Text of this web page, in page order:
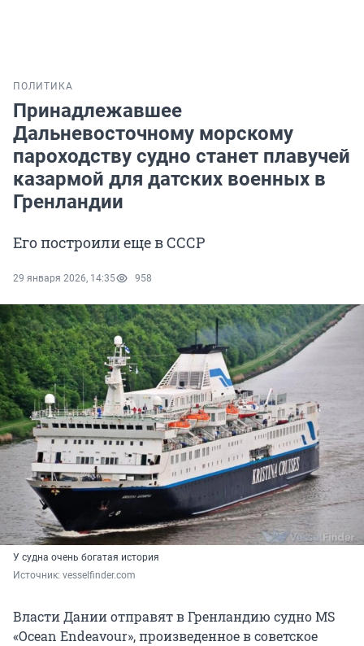
ПОЛИТИКА
Принадлежавшее
Дальневосточному морскому
пароходству судно станет плавучей
казармой для датских военных в
Гренландии
Его построили еще в СССР
29 января 2026, 14:35 958
У судна очень богатая история
Источник: vesselfinder.com
Власти Дании отправят в Гренландию судно MS
«Ocean Endeavour», произведенное в советское